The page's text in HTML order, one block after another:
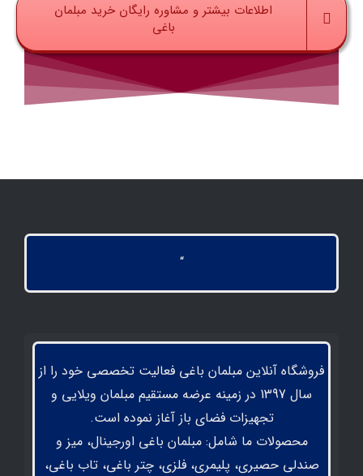
اطلاعات بیشتر و مشاوره رایگان خرید مبلمان
باغی
“
فروشگاه آنلاین مبلمان باغی فعالیت تخصصی خود را از
سال 1397 در زمینه عرضه مستقیم مبلمان ویلایی و
تجهیزات فضای باز آغاز نموده است.
محصولات ما شامل: مبلمان باغی اورجینال، میز و
صندلی حصیری، پلیمری، فلزی، چتر باغی، تاب باغی،